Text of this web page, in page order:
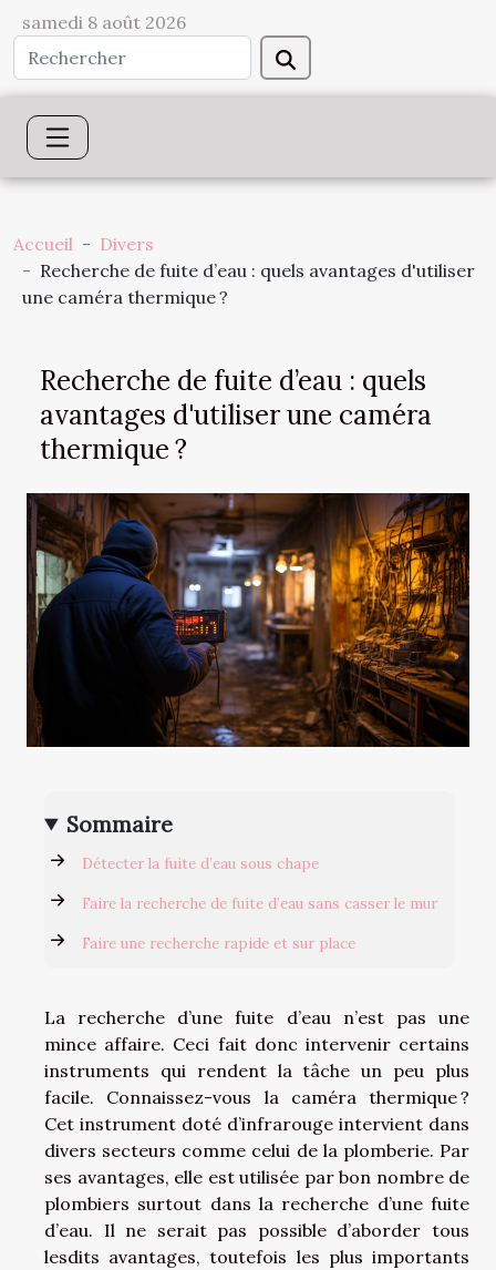
samedi 8 août 2026
Accueil
Divers
Recherche de fuite d’eau : quels avantages d'utiliser
une caméra thermique ?
Recherche de fuite d’eau : quels
avantages d'utiliser une caméra
thermique ?
Sommaire
Détecter la fuite d’eau sous chape
Faire la recherche de fuite d’eau sans casser le mur
Faire une recherche rapide et sur place
La recherche d’une fuite d’eau n’est pas une
mince affaire. Ceci fait donc intervenir certains
instruments qui rendent la tâche un peu plus
facile. Connaissez-vous la caméra thermique ?
Cet instrument doté d’infrarouge intervient dans
divers secteurs comme celui de la plomberie. Par
ses avantages, elle est utilisée par bon nombre de
plombiers surtout dans la recherche d’une fuite
d’eau. Il ne serait pas possible d’aborder tous
lesdits avantages, toutefois les plus importants